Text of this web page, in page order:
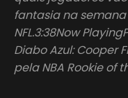
fantasia na
NFL.3:38Now
Diabo Azul: Cooper
pela NBA Rookie of